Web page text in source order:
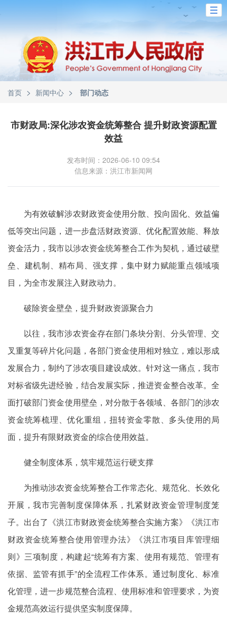
首页 > 新闻中心 > 部门动态
市财政局:深化涉农资金统筹整合 提升财政资源配置
效益
发布时间：2026-06-10 09:54
信息来源：洪江市新闻网
为有效破解涉农财政资金使用分散、投向固化、效益偏
低等突出问题，进一步盘活财政资源、优化配置效能、释放
资金活力，我市以涉农资金统筹整合工作为契机，通过破壁
垒、建机制、精布局、强支撑，集中财力赋能重点领域项
目，为全市发展注入财政动力。
破除资金壁垒，提升财政资源聚合力
以往，我市涉农资金存在部门条块分割、分头管理、交
叉重复等碎片化问题，各部门资金使用相对独立，难以形成
发展合力，制约了涉农项目建设成效。针对这一痛点，我市
对标省级先进经验，结合发展实际，推进资金整合改革。全
面打破部门资金使用壁垒，对分散于各领域、各部门的涉农
资金统筹梳理、优化重组，扭转资金零散、多头使用的局
面，提升有限财政资金的综合使用效益。
健全制度体系，筑牢规范运行硬支撑
为推动涉农资金统筹整合工作常态化、规范化、长效化
开展，我市完善制度保障体系，扎紧财政资金管理制度笼
子。出台了《洪江市财政资金统筹整合实施方案》《洪江市
财政资金统筹整合使用管理办法》《洪江市项目库管理细
则》三项制度，构建起“统筹有方案、使用有规范、管理有
依据、监管有抓手”的全流程工作体系。通过制度化、标准
化管理，进一步规范整合流程、使用标准和管理要求，为资
金规范高效运行提供坚实制度保障。